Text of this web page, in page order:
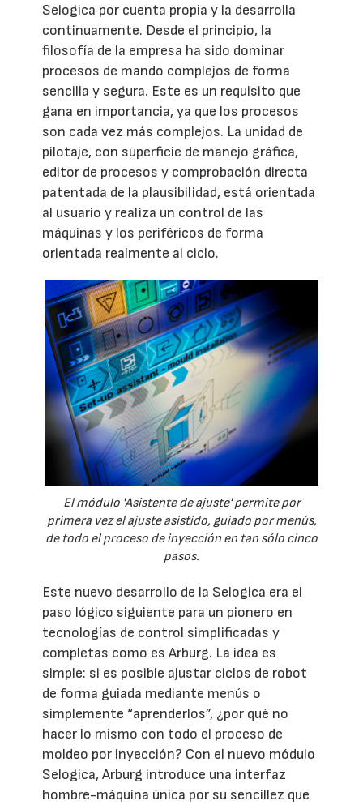
Selogica por cuenta propia y la desarrolla
continuamente. Desde el principio, la
filosofía de la empresa ha sido dominar
procesos de mando complejos de forma
sencilla y segura. Este es un requisito que
gana en importancia, ya que los procesos
son cada vez más complejos. La unidad de
pilotaje, con superficie de manejo gráfica,
editor de procesos y comprobación directa
patentada de la plausibilidad, está orientada
al usuario y realiza un control de las
máquinas y los periféricos de forma
orientada realmente al ciclo.
El módulo 'Asistente de ajuste' permite por
primera vez el ajuste asistido, guiado por menús,
de todo el proceso de inyección en tan sólo cinco
pasos.
Este nuevo desarrollo de la Selogica era el
paso lógico siguiente para un pionero en
tecnologías de control simplificadas y
completas como es Arburg. La idea es
simple: si es posible ajustar ciclos de robot
de forma guiada mediante menús o
simplemente “aprenderlos”, ¿por qué no
hacer lo mismo con todo el proceso de
moldeo por inyección? Con el nuevo módulo
Selogica, Arburg introduce una interfaz
hombre-máquina única por su sencillez que